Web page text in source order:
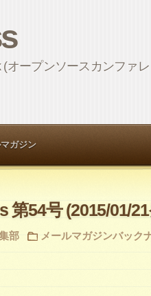
(オープンソースカンファ
ガジン
第54号 (2015/01/
部
メールマガジンバック